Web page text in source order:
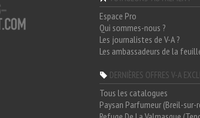
Espace Pro
Qui sommes-nous ?
Les journalistes de V-A ?
Les ambassadeurs de la
DERNIÈRES OFFRES V-A
Tous les catalogues
Paysan Parfumeur (Breil-sur-